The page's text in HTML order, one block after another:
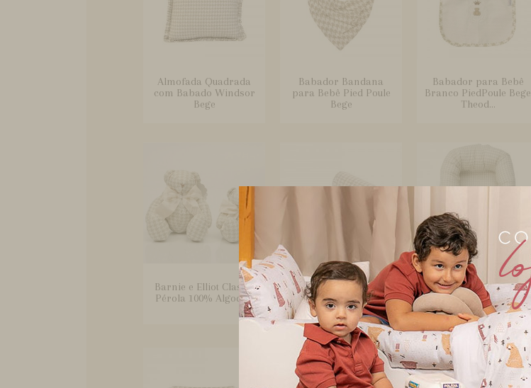
Almofada Quadrada
com Babado Windsor
Bege
Babador Bandana
para Bebê Pied Poule
Bege
Babador para Bebê
Branco PiedPoule Bege
Theod...
Barnie e Elliot Classic
Pérola 100% Algodão
Bebê Seguro Windsor
Bege
Bercinho Portátil para
Bebê Sleep UM
Windsor...